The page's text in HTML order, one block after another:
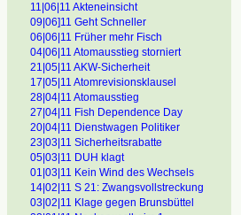
11|06|11 Akteneinsicht
09|06]11 Geht Schneller
06|06|11 Früher mehr Fisch
04|06|11 Atomausstieg storniert
21|05|11 AKW-Sicherheit
17|05|11 Atomrevisionsklausel
28|04|11 Atomausstieg
27|04|11 Fish Dependence Day
20|04|11 Dienstwagen Politiker
23|03|11 Sicherheitsrabatte
05|03|11 DUH klagt
01|03|11 Kein Wind des Wechsels
14|02|11 S 21: Zwangsvollstreckung
03|02|11 Klage gegen Brunsbüttel